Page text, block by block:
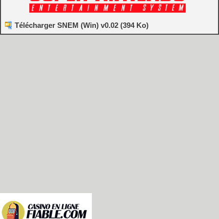
Télécharger SNEM (Win) v0.02 (394 Ko)